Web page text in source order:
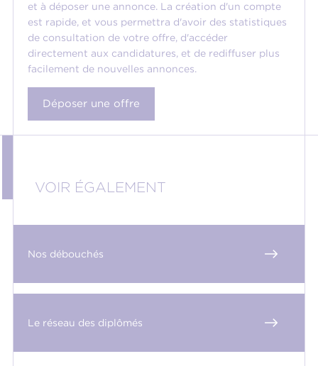
et à déposer une annonce. La création d'un compte
est rapide, et vous permettra d'avoir des statistiques
de consultation de votre offre, d'accéder
directement aux candidatures, et de rediffuser plus
facilement de nouvelles annonces.
Déposer une offre
VOIR ÉGALEMENT
Nos débouchés
Le réseau des diplômés